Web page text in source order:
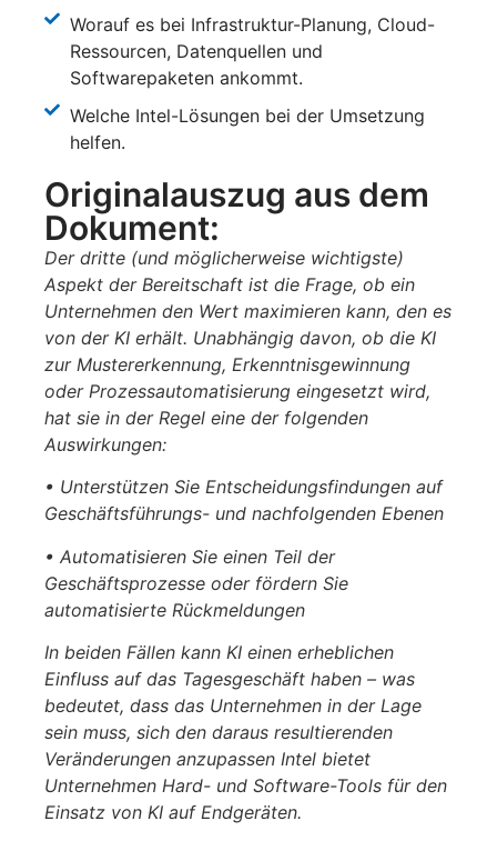
Worauf es bei Infrastruktur-Planung, Cloud-
Ressourcen, Datenquellen und
Softwarepaketen ankommt.
Welche Intel-Lösungen bei der Umsetzung
helfen.
Originalauszug aus dem
Dokument:
Der dritte (und möglicherweise wichtigste)
Aspekt der Bereitschaft ist die Frage, ob ein
Unternehmen den Wert maximieren kann, den es
von der KI erhält. Unabhängig davon, ob die KI
zur Mustererkennung, Erkenntnisgewinnung
oder Prozessautomatisierung eingesetzt wird,
hat sie in der Regel eine der folgenden
Auswirkungen:
• Unterstützen Sie Entscheidungsfindungen auf
Geschäftsführungs- und nachfolgenden Ebenen
• Automatisieren Sie einen Teil der
Geschäftsprozesse oder fördern Sie
automatisierte Rückmeldungen
In beiden Fällen kann KI einen erheblichen
Einfluss auf das Tagesgeschäft haben – was
bedeutet, dass das Unternehmen in der Lage
sein muss, sich den daraus resultierenden
Veränderungen anzupassen Intel bietet
Unternehmen Hard- und Software-Tools für den
Einsatz von KI auf Endgeräten.